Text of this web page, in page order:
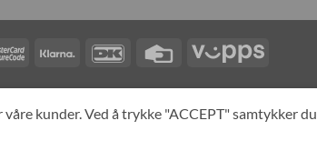
MasterCardKlarna DanKort
Credit
Vipps
SPESIALBESTILLING MIN KONTO ALL PRODUCTS
kunder. Ved å trykke "ACCEPT" samtykker du